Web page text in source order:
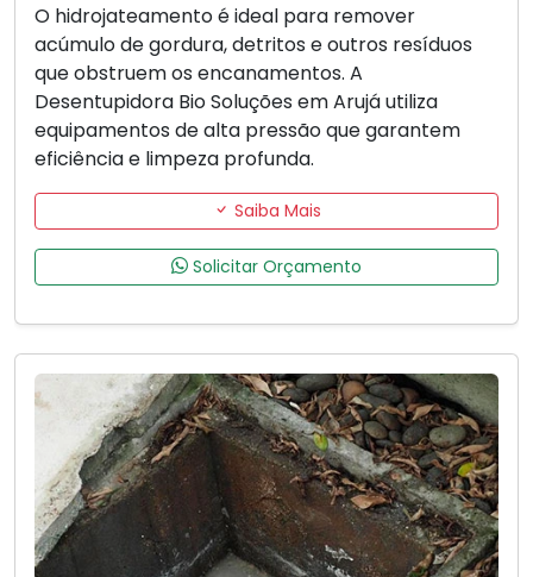
O hidrojateamento é ideal para remover
acúmulo de gordura, detritos e outros resíduos
que obstruem os encanamentos. A
Desentupidora Bio Soluções em Arujá utiliza
equipamentos de alta pressão que garantem
eficiência e limpeza profunda.
Saiba Mais
Solicitar Orçamento